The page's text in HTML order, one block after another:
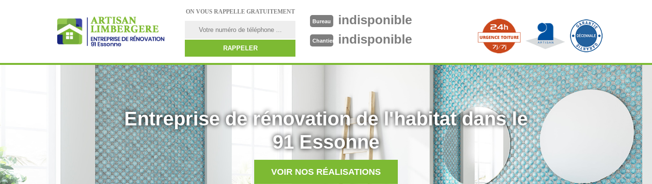
ON VOUS RAPPELLE GRATUITEMENT
Bureau indisponible
Chantier indisponible
Entreprise de rénovation de l'habitat dans le
91 Essonne
VOIR NOS RÉALISATIONS